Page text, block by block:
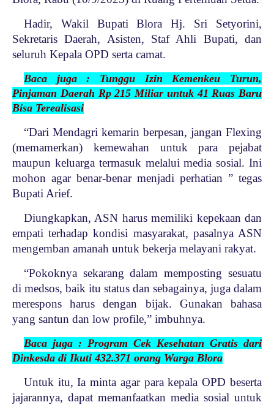
Hadir, Wakil Bupati Blora Hj. Sri Setyorini,
Sekretaris Daerah, Asisten, Staf Ahli Bupati, dan
seluruh Kepala OPD serta camat.
Baca juga : Tunggu Izin Kemenkeu Turun,
Pinjaman Daerah Rp 215 Miliar untuk 41 Ruas Baru
Bisa Terealisasi
“Dari Mendagri kemarin berpesan, jangan Flexing
(memamerkan) kemewahan untuk para pejabat
maupun keluarga termasuk melalui media sosial. Ini
mohon agar benar-benar menjadi perhatian ” tegas
Bupati Arief.
Diungkapkan, ASN harus memiliki kepekaan dan
empati terhadap kondisi masyarakat, pasalnya ASN
mengemban amanah untuk bekerja melayani rakyat.
“Pokoknya sekarang dalam memposting sesuatu
di medsos, baik itu status dan sebagainya, juga dalam
merespons harus dengan bijak. Gunakan bahasa
yang santun dan low profile,” imbuhnya.
Baca juga : Program Cek Kesehatan Gratis dari
Dinkesda di Ikuti 432.371 orang Warga Blora
Untuk itu, Ia minta agar para kepala OPD beserta
jajarannya, dapat memanfaatkan media sosial untuk